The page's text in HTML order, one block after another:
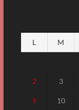
L M
2 3
9 10